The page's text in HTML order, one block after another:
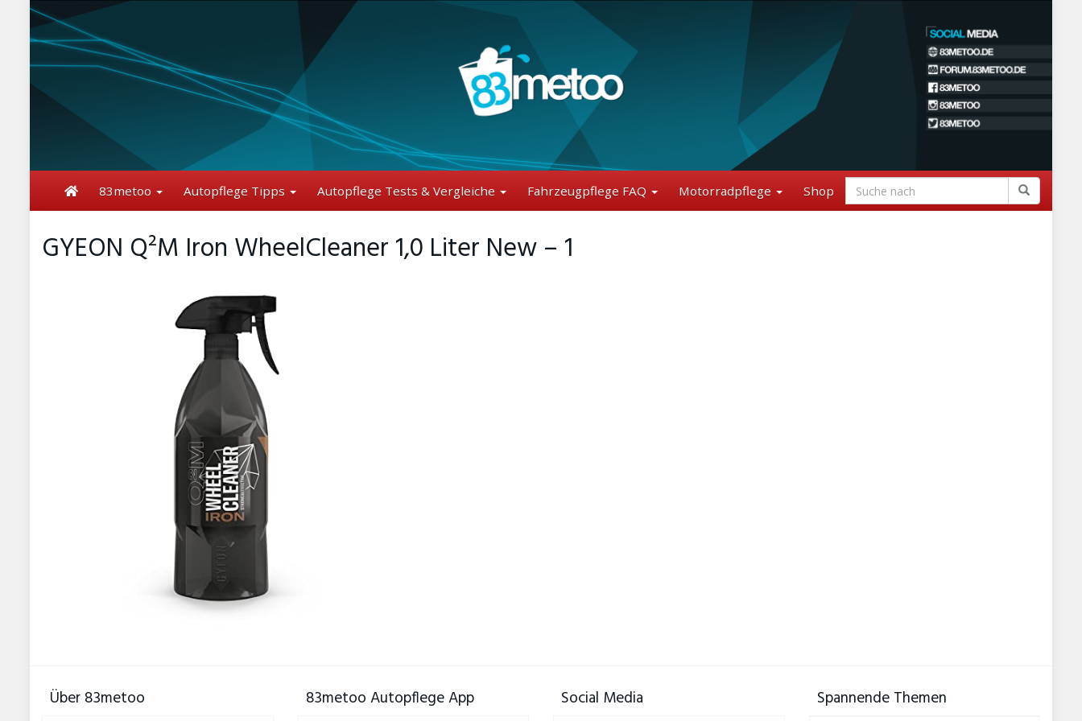
content
83metoo Autopflege Tipps Autopflege Tests & Vergleiche Fahrzeugpflege FAQ Motorradpflege Shop
GYEON Q²M Iron WheelCleaner 1,0 Liter New – 1
Über 83metoo 83metoo Autopflege App Social Media Spannende Themen